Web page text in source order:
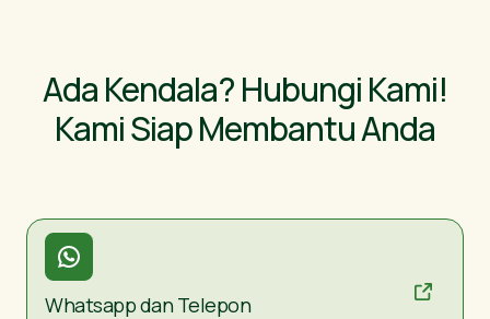
Ada Kendala? Hubungi Kami!
Kami Siap Membantu Anda
Whatsapp dan Telepon